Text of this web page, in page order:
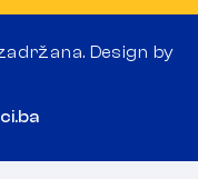
Design by